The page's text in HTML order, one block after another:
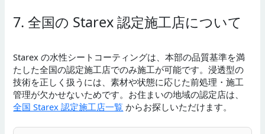
7. 全国の Starex 認定施工店について
Starex の水性シートコーティングは、本部の品質基準を満
たした全国の認定施工店でのみ施工が可能です。浸透型の
技術を正しく扱うには、素材や状態に応じた前処理・施工
管理が欠かせないためです。お住まいの地域の認定店は、
全国 Starex 認定施工店一覧 からお探しいただけます。